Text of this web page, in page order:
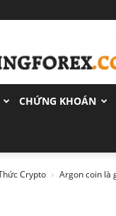
CHỨNG KHOÁN
Crypto Argon coin là